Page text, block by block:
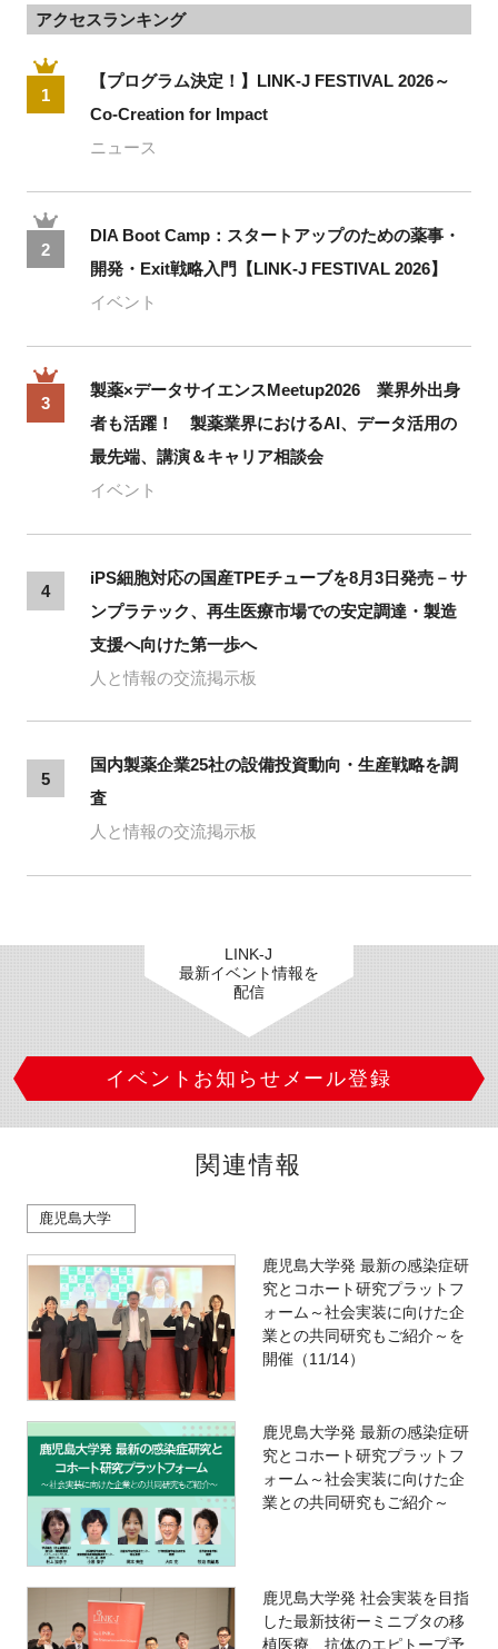
アクセスランキング
1
【プログラム決定！】LINK-J FESTIVAL 2026～
Co-Creation for Impact
ニュース
2
DIA Boot Camp：スタートアップのための薬事・
開発・Exit戦略入門【LINK-J FESTIVAL 2026】
イベント
3
製薬×データサイエンスMeetup2026 業界外出身
者も活躍！ 製薬業界におけるAI、データ活用の
最先端、講演＆キャリア相談会
イベント
4
iPS細胞対応の国産TPEチューブを8月3日発売－サ
ンプラテック、再生医療市場での安定調達・製造
支援へ向けた第一歩へ
人と情報の交流掲示板
5
国内製薬企業25社の設備投資動向・生産戦略を調
査
人と情報の交流掲示板
LINK-J
最新イベント情報を
配信
イベントお知らせメール登録
関連情報
鹿児島大学
鹿児島大学発 最新の感染症研
究とコホート研究プラットフ
ォーム～社会実装に向けた企
業との共同研究もご紹介～を
開催（11/14）
鹿児島大学発 最新の感染症研
究とコホート研究プラットフ
ォーム～社会実装に向けた企
業との共同研究もご紹介～
鹿児島大学発 社会実装を目指
した最新技術ーミニブタの移
植医療、抗体のエピトープ予